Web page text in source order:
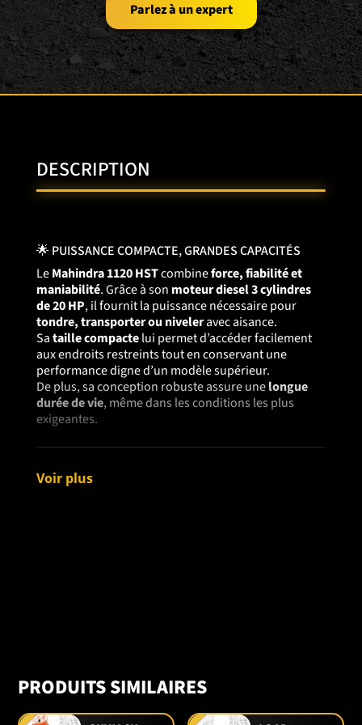
Parlez à un expert
DESCRIPTION
🌟 PUISSANCE COMPACTE, GRANDES CAPACITÉS
LeMahindra 1120HSTcombineforce, fiabilité et
maniabilité. Grâce à son moteur diesel 3 cylindres
de 20 HP, il fournit la puissance nécessaire pour
tondre, transporter ou niveleravec aisance.
Sataille compactelui permet d’accéder facilement
aux endroits restreints tout en conservant une
performance digne d’un modèle supérieur.
De plus, sa conception robuste assure unelongue
durée de vie, même dans les conditions les plus
exigeantes.
Élément
points (cat. 1)
accessoires (boîte niveleuse,
gratte, souffleuse, etc.)
PTO arrière
540 tr/min – pour
Voir plus
PRODUITS SIMILAIRES